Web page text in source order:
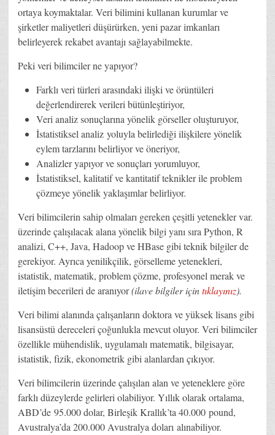
ortaya koymaktalar. Veri bilimini kullanan kurumlar ve
şirketler maliyetleri düşürürken, yeni pazar imkanları
belirleyerek rekabet avantajı sağlayabilmekte.
Peki veri bilimciler ne yapıyor?
Farklı veri türleri arasındaki ilişki ve örüntüleri
değerlendirerek verileri bütünleştiriyor,
Veri analiz sonuçlarına yönelik görseller oluşturuyor,
İstatistiksel analiz yoluyla belirlediği ilişkilere yönelik
eylem tarzlarını belirliyor ve öneriyor,
Analizler yapıyor ve sonuçları yorumluyor,
İstatistiksel, kalitatif ve kantitatif teknikler ile problem
çözmeye yönelik yaklaşımlar belirliyor.
Veri bilimcilerin sahip olmaları gereken çeşitli yetenekler var.
üzerinde çalışılacak alana yönelik bilgi yanı sıra Python, R
analizi, C++, Java, Hadoop ve HBase gibi teknik bilgiler de
gerekiyor. Ayrıca yenilikçilik, görselleme yetenekleri,
istatistik, matematik, problem çözme, profesyonel merak ve
iletişim becerileri de aranıyor(ilave bilgiler içintıklayınız).
Veri bilimi alanında çalışanların doktora ve yüksek lisans gibi
lisansüstü dereceleri çoğunlukla mevcut oluyor. Veri bilimciler
özellikle mühendislik, uygulamalı matematik, bilgisayar,
istatistik, fizik, ekonometrik gibi alanlardan çıkıyor.
Veri bilimcilerin üzerinde çalışılan alan ve yeteneklere göre
farklı düzeylerde gelirleri olabiliyor. Yıllık olarak ortalama,
ABD’de 95.000 dolar, Birleşik Krallık’ta 40.000 pound,
Avustralya’da 200.000 Avustralya doları alınabiliyor.